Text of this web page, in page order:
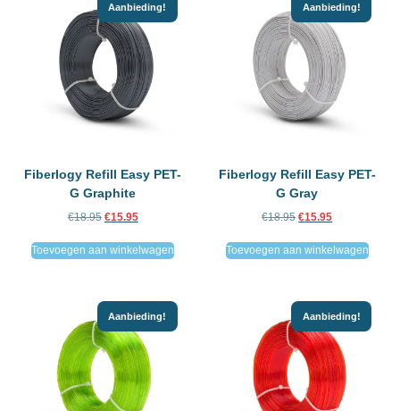
Aanbieding!
Fiberlogy Refill Easy PET-
G Graphite
€18.95 €15.95
Toevoegen aan winkelwagen
Aanbieding!
Fiberlogy Refill Easy PET-
G Gray
€18.95 €15.95
Toevoegen aan winkelwagen
Aanbieding! Aanbieding!